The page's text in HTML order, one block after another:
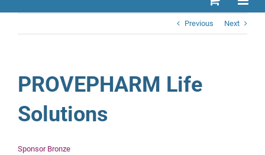
Previous Next
PROVEPHARM Life
Solutions
Sponsor Bronze